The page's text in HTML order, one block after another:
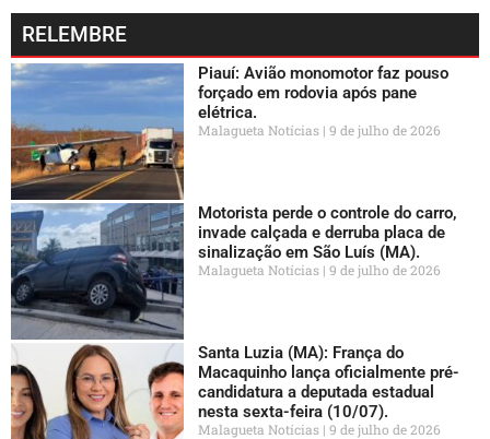
RELEMBRE
Piauí: Avião monomotor faz pouso
forçado em rodovia após pane
elétrica.
Malagueta Notícias 9 de julho de 2026
Motorista perde o controle do carro,
invade calçada e derruba placa de
sinalização em São Luís (MA).
Malagueta Notícias 9 de julho de 2026
Santa Luzia (MA): França do
Macaquinho lança oficialmente pré-
candidatura a deputada estadual
nesta sexta-feira (10/07).
Malagueta Notícias 9 de julho de 2026